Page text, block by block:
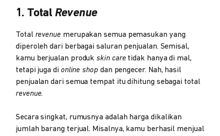
1. Total Revenue
Total revenue merupakan semua pemasukan yang
diperoleh dari berbagai saluran penjualan. Semisal,
kamu berjualan produk skin care tidak hanya di mal,
tetapi juga di online shop dan pengecer. Nah, hasil
penjualan dari semua tempat itu dihitung sebagai total
revenue.
Secara singkat, rumusnya adalah harga dikalikan
jumlah barang terjual. Misalnya, kamu berhasil menjual